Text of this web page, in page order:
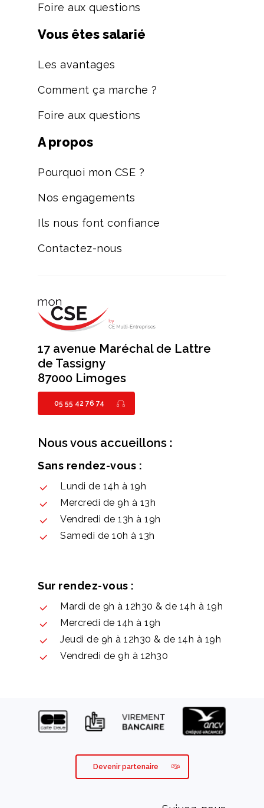
Foire aux questions
Vous êtes salarié
Les avantages
Comment ça marche ?
Foire aux questions
A propos
Pourquoi mon CSE ?
Nos engagements
Ils nous font confiance
Contactez-nous
17 avenue Maréchal de Lattre
de Tassigny
87000 Limoges
05 55 42 76 74
Nous vous accueillons :
Sans rendez-vous :
Lundi de 14h à 19h
Mercredi de 9h à 13h
Vendredi de 13h à 19h
Samedi de 10h à 13h
Sur rendez-vous :
Mardi de 9h à 12h30 & de 14h à 19h
Mercredi de 14h à 19h
Jeudi de 9h à 12h30 & de 14h à 19h
Vendredi de 9h à 12h30
Devenir partenaire